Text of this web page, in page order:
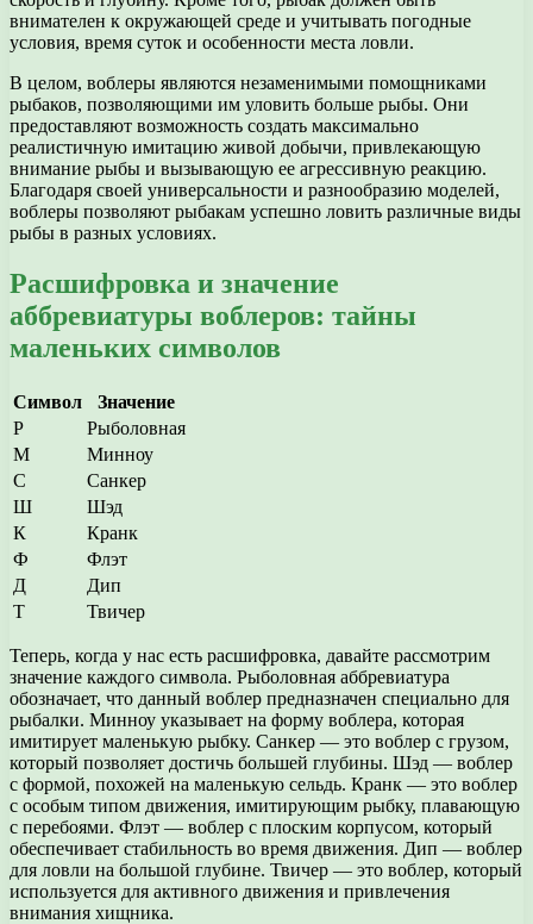
внимателен к окружающей среде и учитывать погодные
условия, время суток и особенности места ловли.
В целом, воблеры являются незаменимыми помощниками
рыбаков, позволяющими им уловить больше рыбы. Они
предоставляют возможность создать максимально
реалистичную имитацию живой добычи, привлекающую
внимание рыбы и вызывающую ее агрессивную реакцию.
Благодаря своей универсальности и разнообразию моделей,
воблеры позволяют рыбакам успешно ловить различные виды
рыбы в разных условиях.
Расшифровка и значение
аббревиатуры воблеров: тайны
маленьких символов
Символ
Значение
Р
Рыболовная
М
Минноу
С
Санкер
Ш
Шэд
К
Кранк
Ф
Флэт
Д
Дип
Т
Твичер
Теперь, когда у нас есть расшифровка, давайте рассмотрим
значение каждого символа. Рыболовная аббревиатура
обозначает, что данный воблер предназначен специально для
рыбалки. Минноу указывает на форму воблера, которая
имитирует маленькую рыбку. Санкер — это воблер с грузом,
который позволяет достичь большей глубины. Шэд — воблер
с формой, похожей на маленькую сельдь. Кранк — это воблер
с особым типом движения, имитирующим рыбку, плавающую
с перебоями. Флэт — воблер с плоским корпусом, который
обеспечивает стабильность во время движения. Дип — воблер
для ловли на большой глубине. Твичер — это воблер, который
используется для активного движения и привлечения
внимания хищника.